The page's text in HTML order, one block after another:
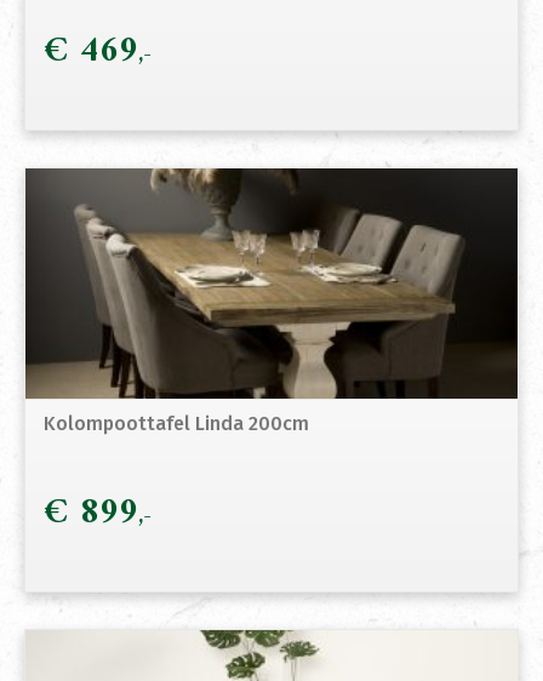
€ 469
Kolompoottafel Linda 200cm
€ 899